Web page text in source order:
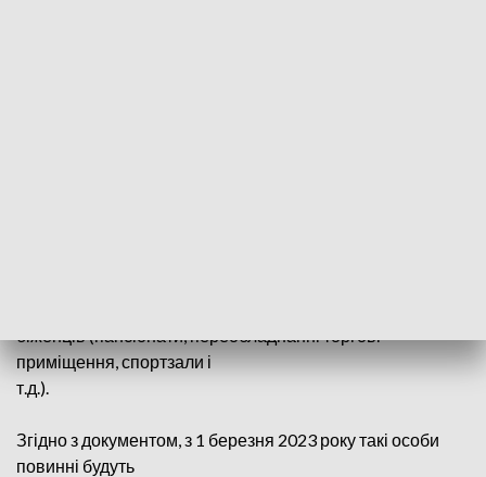
біженців (пансіонати, переобладнанні торгові
приміщення, спортзали і
т.д.).
Згідно з документом, з 1 березня 2023 року такі особи
повинні будуть